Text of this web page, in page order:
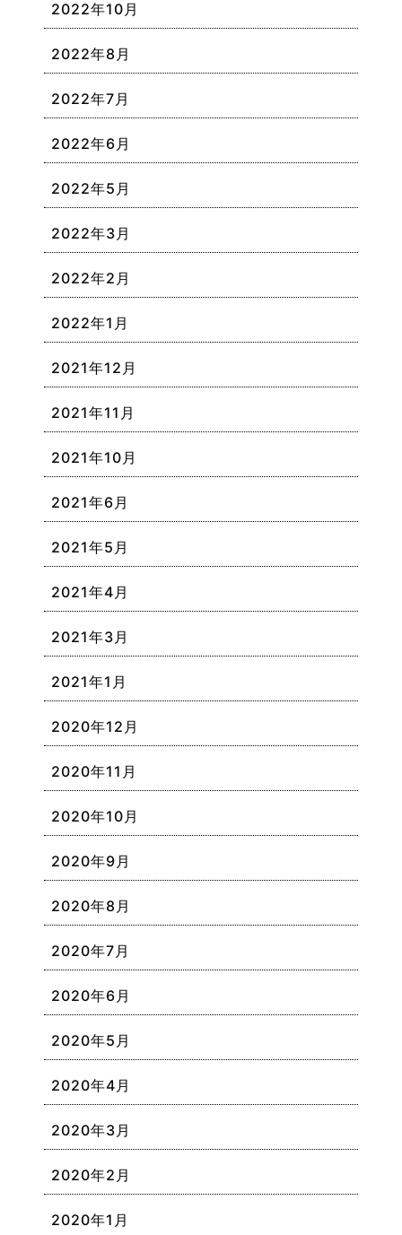
2022年10月
2022年8月
2022年7月
2022年6月
2022年5月
2022年3月
2022年2月
2022年1月
2021年12月
2021年11月
2021年10月
2021年6月
2021年5月
2021年4月
2021年3月
2021年1月
2020年12月
2020年11月
2020年10月
2020年9月
2020年8月
2020年7月
2020年6月
2020年5月
2020年4月
2020年3月
2020年2月
2020年1月